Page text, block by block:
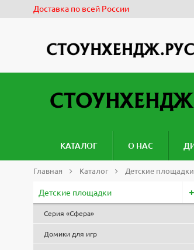
Доставка по всей России
КАТАЛОГ О НАС
Главная Каталог Детские площадки
Детские площадки
Серия «Сфера»
Домики для игр